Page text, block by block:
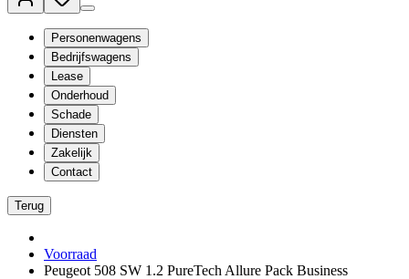
Personenwagens
Bedrijfswagens
Lease
Onderhoud
Schade
Diensten
Zakelijk
Contact
Terug
Voorraad
Peugeot 508 SW 1.2 PureTech Allure Pack Business